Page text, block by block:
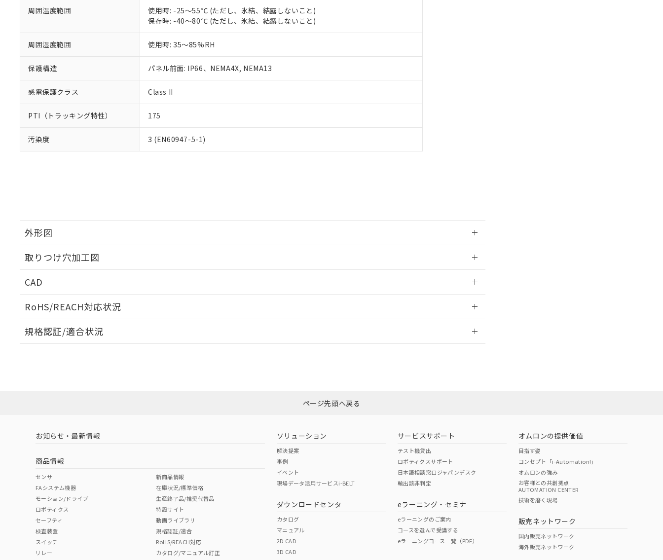
周囲温度範囲
使用時: -25～55℃ (ただし、氷結、結露しないこと)
保存時: -40～80℃ (ただし、氷結、結露しないこと)
周囲湿度範囲 使用時: 35～85%RH
保護構造 パネル前面: IP66、NEMA4X, NEMA13
感電保護クラス Class II
PTI（トラッキング特性） 175
汚染度 3 (EN60947-5-1)
外形図
取りつけ穴加工図
CAD
RoHS/REACH対応状況
EU RoHS 注意事項・凡例
ダウンロードはこちら
中国 RoHS 注意事項・凡例
中国 RoHS表
Pb Hg Cr(VI)
O O
規格認証/適合状況
ページ先頭へ戻る
お知らせ・最新情報
商品情報
センサ
FAシステム機器
モーション/ドライブ
ロボティクス
セーフティ
検査装置
スイッチ
リレー
新商品情報
在庫状況/標準価格
生産終了品/推奨代替品
特設サイト
動画ライブラリ
規格認証/適合
RoHS/REACH対応
カタログ/マニュアル訂正
ソリューション
解決提案
事例
イベント
現場データ活用サービスi-BELT
ダウンロードセンタ
カタログ
マニュアル
2D CAD
3D CAD
サービスサポート
テスト機貸出
ロボティクスサポート
日本語相談窓口ジャパンデスク
輸出該非判定
eラーニング・セミナ
eラーニングのご案内
コースを選んで受講する
eラーニングコース一覧（PDF）
オムロンの提供価値
目指す姿
コンセプト「i-Automation!」
オムロンの強み
お客様との共創拠点
AUTOMATION CENTER
技術を磨く現場
販売ネットワーク
国内販売ネットワーク
海外販売ネットワーク